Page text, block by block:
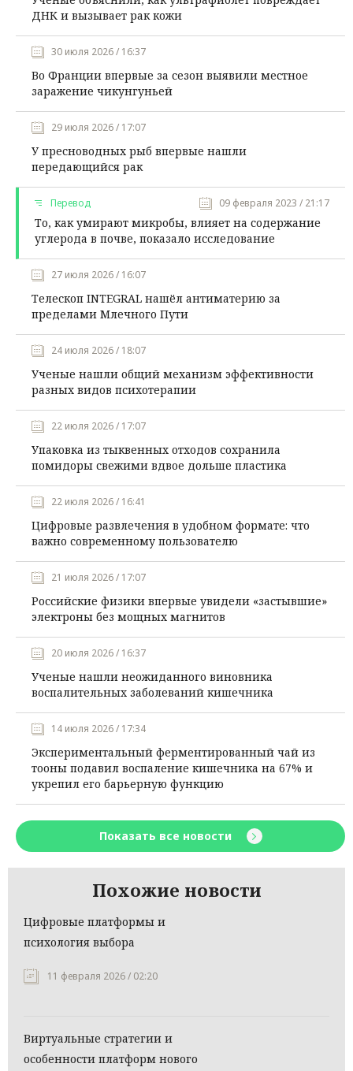
ДНК и вызывает рак кожи
30 июля 2026 / 16:37
Во Франции впервые за сезон выявили местное
заражение чикунгуньей
29 июля 2026 / 17:07
У пресноводных рыб впервые нашли
передающийся рак
Перевод 09 февраля 2023 / 21:17
То, как умирают микробы, влияет на содержание
углерода в почве, показало исследование
27 июля 2026 / 16:07
Телескоп INTEGRAL нашёл антиматерию за
пределами Млечного Пути
24 июля 2026 / 18:07
Ученые нашли общий механизм эффективности
разных видов психотерапии
22 июля 2026 / 17:07
Упаковка из тыквенных отходов сохранила
помидоры свежими вдвое дольше пластика
22 июля 2026 / 16:41
Цифровые развлечения в удобном формате: что
важно современному пользователю
21 июля 2026 / 17:07
Российские физики впервые увидели «застывшие»
электроны без мощных магнитов
20 июля 2026 / 16:37
Ученые нашли неожиданного виновника
воспалительных заболеваний кишечника
14 июля 2026 / 17:34
Экспериментальный ферментированный чай из
тооны подавил воспаление кишечника на 67% и
укрепил его барьерную функцию
Показать все новости
Похожие новости
Цифровые платформы и
психология выбора
11 февраля 2026 / 02:20
Виртуальные стратегии и
особенности платформ нового